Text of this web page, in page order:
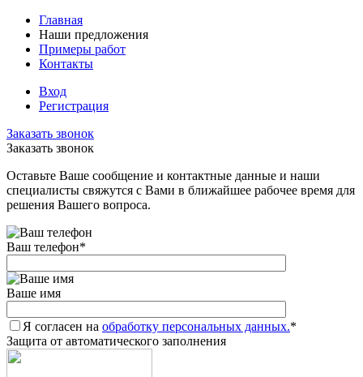
Главная
Наши предложения
Примеры работ
Контакты
Вход
Регистрация
Заказать звонок
Заказать звонок
Оставьте Ваше сообщение и контактные данные и наши
специалисты свяжутся с Вами в ближайшее рабочее время для
решения Вашего вопроса.
Ваш телефон*
Ваше имя
Я согласен на обработку персональных данных.*
Защита от автоматического заполнения